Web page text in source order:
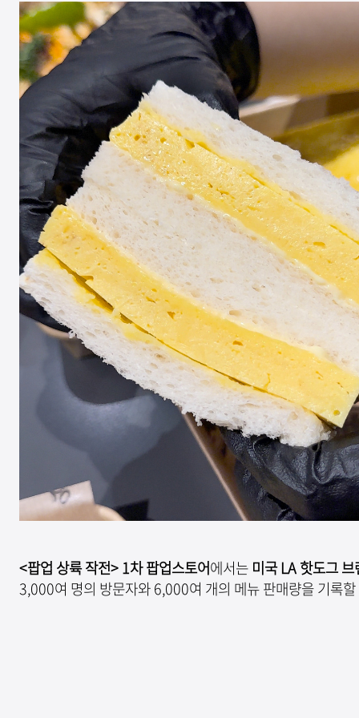
<팝업 상륙 작전> 1차 팝업스토어에서는 미국 LA 핫도그 브
3,000여 명의 방문자와 6,000여 개의 메뉴 판매량을 기록